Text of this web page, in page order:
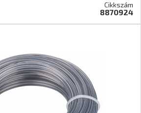
Cikkszám
8870924